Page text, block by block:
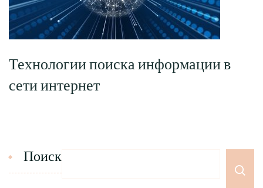
Технологии поиска информации в
сети интернет
Поиск